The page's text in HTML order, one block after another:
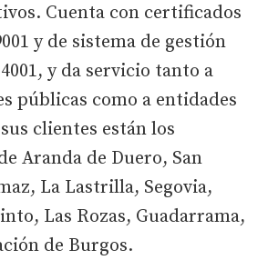
Cuenta con certificados
y de sistema de gestión
y da servicio tanto a
públicas como a entidades
clientes están los
Aranda de Duero, San
La Lastrilla, Segovia,
Las Rozas, Guadarrama,
de Burgos.